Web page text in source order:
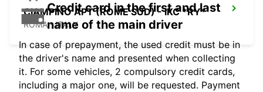
CIAMPINO APT (ROME SUD) - IKC *RY*
ROMA - ITALY
Credit card in the first and last
name of the main driver
In case of prepayment, the used credit must be in
the driver's name and presented when collecting
it. For some vehicles, 2 compulsory credit cards,
including a major one, will be requested. Payment